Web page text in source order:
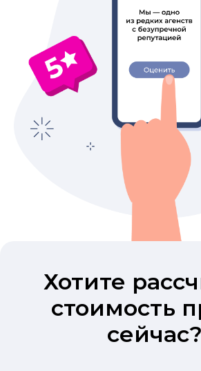
Хотите
стоимость
сейчас?